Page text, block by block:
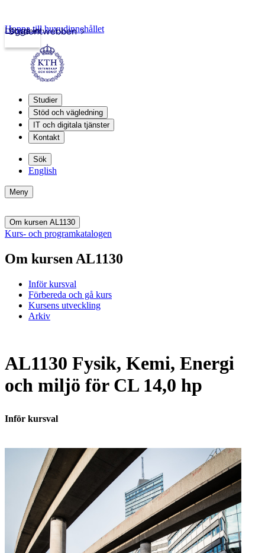
Studentwebben
Logga in
Hoppa till huvudinnehållet
Studier
Stöd och vägledning
IT och digitala tjänster
Kontakt
Sök
English
Meny
Om kursen AL1130
Kurs- och programkatalogen
Om kursen AL1130
Inför kursval
Förbereda och gå kurs
Kursens utveckling
Arkiv
AL1130 Fysik, Kemi, Energi
och miljö för CL 14,0 hp
Inför kursval